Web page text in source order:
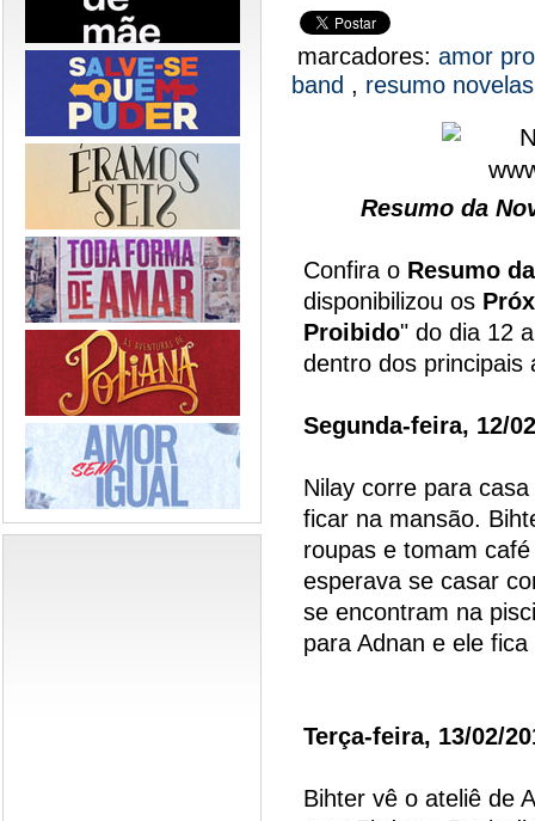
marcadores: amor
band , resumo
Resumo da
Confira o Resumo
disponibilizou os
Proibido" do dia 12
dentro dos principais
Segunda-feira, 12/
Nilay corre para
ficar na mansão.
roupas e tomam
esperava se casar
se encontram na
para Adnan e ele
Terça-feira, 13/02/
Bihter vê o ateliê de